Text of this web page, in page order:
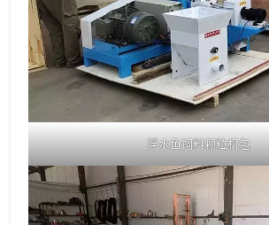
浮水鱼饲料颗粒机包